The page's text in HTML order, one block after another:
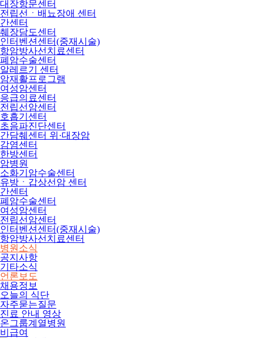
대장항문센터
전립선ㆍ배뇨장애 센터
간센터
췌장담도센터
인터벤션센터(중재시술)
항암방사선치료센터
폐암수술센터
알레르기 센터
암재활프로그램
여성암센터
응급의료센터
전립선암센터
호흡기센터
초음파진단센터
간담췌센터 위·대장암
감염센터
한방센터
암병원
소화기암수술센터
유방ㆍ갑상선암 센터
간센터
폐암수술센터
여성암센터
전립선암센터
인터벤션센터(중재시술)
항암방사선치료센터
병원소식
공지사항
기타소식
언론보도
채용정보
오늘의 식단
자주묻는질문
진료 안내 영상
온그룹계열병원
비급여